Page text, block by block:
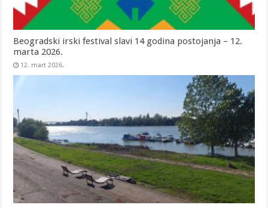
Beogradski irski festival slavi 14 godina postojanja – 12.
marta 2026.
12. mart 2026.